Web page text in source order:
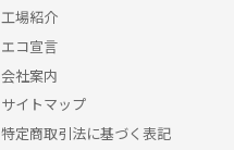
工場紹介
エコ宣言
会社案内
サイトマップ
特定商取引法に基づく表記